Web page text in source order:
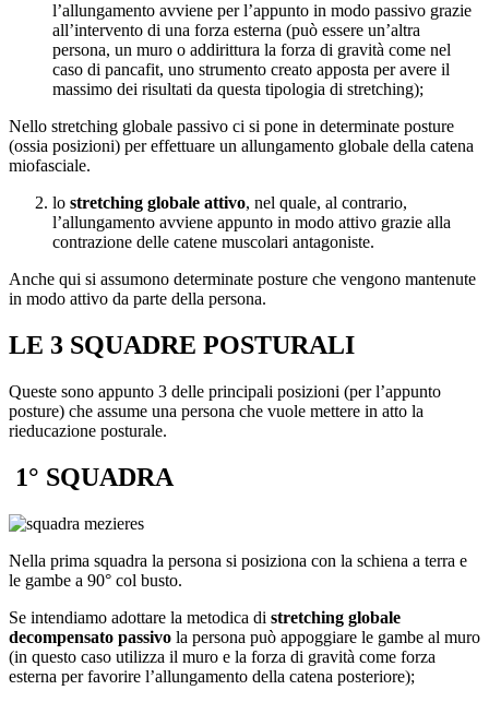
l’allungamento avviene per l’appunto in modo passivo grazie
all’intervento di una forza esterna (può essere un’altra
persona, un muro o addirittura la forza di gravità come nel
caso di pancafit, uno strumento creato apposta per avere il
massimo dei risultati da questa tipologia di stretching);
Nello stretching globale passivo ci si pone in determinate posture
(ossia posizioni) per effettuare un allungamento globale della catena
miofasciale.
lo stretching globale attivo, nel quale, al contrario,
l’allungamento avviene appunto in modo attivo grazie alla
contrazione delle catene muscolari antagoniste.
Anche qui si assumono determinate posture che vengono mantenute
in modo attivo da parte della persona.
LE 3 SQUADRE POSTURALI
Queste sono appunto 3 delle principali posizioni (per l’appunto
posture) che assume una persona che vuole mettere in atto la
rieducazione posturale.
1° SQUADRA
Nella prima squadra la persona si posiziona con la schiena a terra e
le gambe a 90° col busto.
Se intendiamo adottare la metodica di stretching globale
decompensato passivo la persona può appoggiare le gambe al muro
(in questo caso utilizza il muro e la forza di gravità come forza
esterna per favorire l’allungamento della catena posteriore);